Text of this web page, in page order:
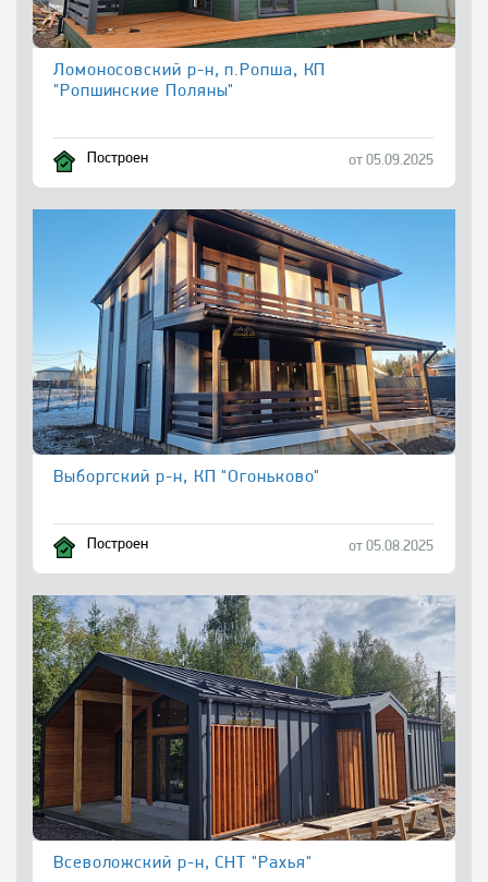
Ломоносовский р-н, п.Ропша, КП
"Ропшинские Поляны"
Построен от 05.09.2025
Выборгский р-н, КП "Огоньково"
Построен от 05.08.2025
Всеволожский р-н, СНТ "Рахья"